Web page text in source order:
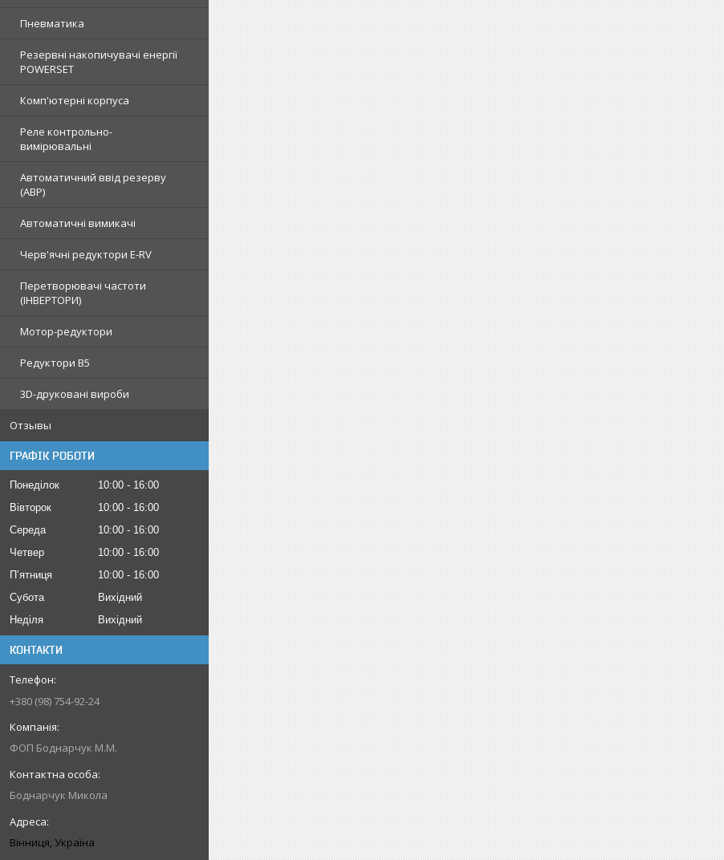
Пневматика
Резервні накопичувачі енергії
POWERSET
Комп'ютерні корпуса
Реле контрольно-
вимірювальні
Автоматичний ввід резерву
(АВР)
Автоматичні вимикачі
Черв'ячні редуктори E-RV
Перетворювачі частоти
(ІНВЕРТОРИ)
Мотор-редуктори
Редуктори B5
3D-друковані вироби
Отзывы
ГРАФІК РОБОТИ
Понеділок 10:00
16:00
Вівторок
10:00
16:00
Середа
10:00
16:00
Четвер
10:00
16:00
Пʼятниця
10:00
16:00
Субота
Вихідний
Неділя
Вихідний
КОНТАКТИ
+380 (98) 754-92-24
ФОП Боднарчук М.М.
Боднарчук Микола
Вінниця, Україна